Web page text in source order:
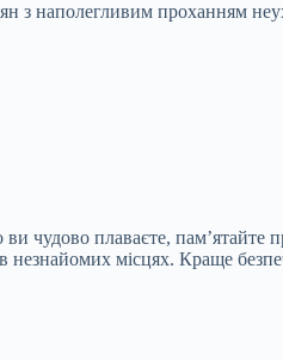
з наполегливим проханням
плаваєте, пам’ятайте
незнайомих місцях. Краще